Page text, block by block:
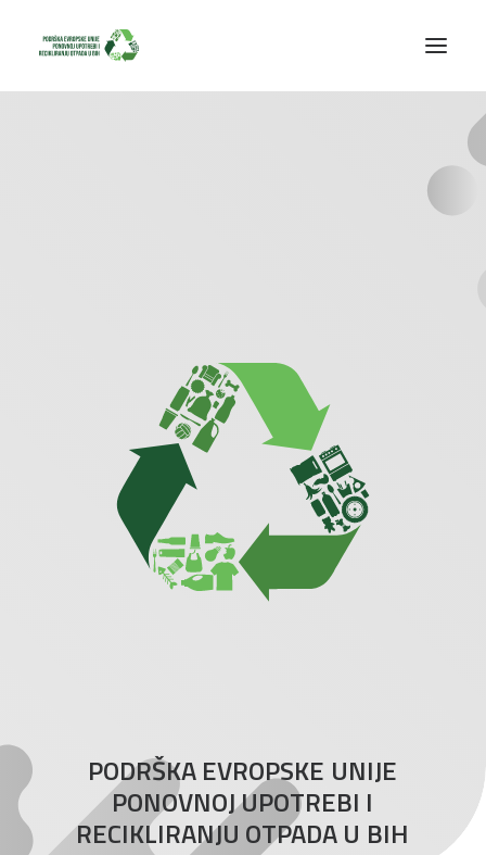
PODRŠKAEVROPSKE UNIJE
PONOVNOJUPOTREBI I
RECIKLIRANJU OTPADAU BIH